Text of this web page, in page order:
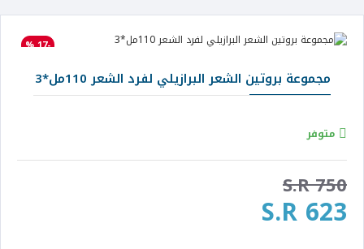
-17 %
مجموعة بروتين الشعر البرازيلي لفرد الشعر 110مل*3
S.R 623
S.R 750
متوفر